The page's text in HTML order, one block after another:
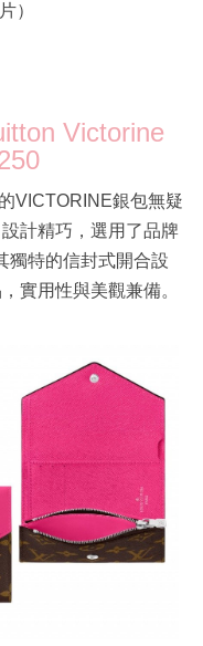
）
Victorine
VICTORINE銀包無疑
計精巧，選用了品牌
獨特的信封式開合設
實用性與美觀兼備。